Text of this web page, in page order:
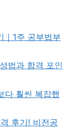
｜1주 공부법부
법과 합격 포인
다 훨씬 복잡했
후기! 비전공